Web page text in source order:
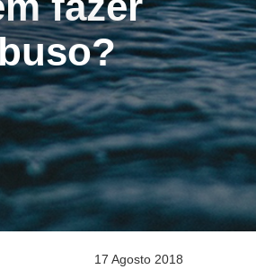
17 Agosto 2018